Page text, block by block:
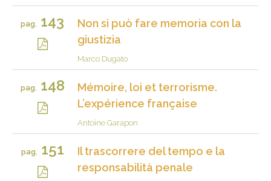
pag. 143
Non si può fare memoria con la
giustizia
Marco Dugato
pag.148
Mémoire, loi et terrorisme.
L’expérience française
Antoine Garapon
pag.151
Il trascorrere del tempo e la
responsabilità penale